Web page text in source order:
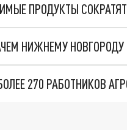
ПРОДУКТЫ
НИЖНЕМУ